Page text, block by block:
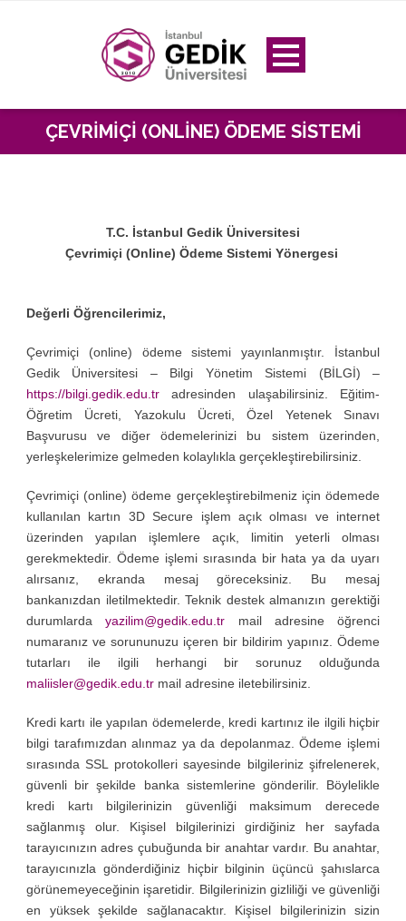
ÇEVRIMIÇI (ONLINE) ÖDEME SISTEMI
T.C. İstanbul Gedik Üniversitesi
Çevrimiçi (Online) Ödeme Sistemi Yönergesi
Değerli Öğrencilerimiz,
Çevrimiçi (online) ödeme sistemi yayınlanmıştır. İstanbul
Gedik Üniversitesi – Bilgi Yönetim Sistemi (BİLGİ) –
https://bilgi.gedik.edu.tr adresinden ulaşabilirsiniz. Eğitim-
Öğretim Ücreti, Yazokulu Ücreti, Özel Yetenek Sınavı
Başvurusu ve diğer ödemelerinizi bu sistem üzerinden,
yerleşkelerimize gelmeden kolaylıkla gerçekleştirebilirsiniz.
Çevrimiçi (online) ödeme gerçekleştirebilmeniz için ödemede
kullanılan kartın 3D Secure işlem açık olması ve internet
üzerinden yapılan işlemlere açık, limitin yeterli olması
gerekmektedir. Ödeme işlemi sırasında bir hata ya da uyarı
alırsanız, ekranda mesaj göreceksiniz. Bu mesaj
bankanızdan iletilmektedir. Teknik destek almanızın gerektiği
durumlardayazilim@gedik.edu.tr mail adresine öğrenci
numaranız ve sorununuzu içeren bir bildirim yapınız. Ödeme
tutarları ile ilgili herhangi bir sorunuz olduğunda
maliisler@gedik.edu.tr mail adresine iletebilirsiniz.
Kredi kartı ile yapılan ödemelerde, kredi kartınız ile ilgili hiçbir
bilgi tarafımızdan alınmaz ya da depolanmaz. Ödeme işlemi
sırasında SSL protokolleri sayesinde bilgileriniz şifrelenerek,
güvenli bir şekilde banka sistemlerine gönderilir. Böylelikle
kredi kartı bilgilerinizin güvenliği maksimum derecede
sağlanmış olur. Kişisel bilgilerinizi girdiğiniz her sayfada
tarayıcınızın adres çubuğunda bir anahtar vardır. Bu anahtar,
tarayıcınızla gönderdiğiniz hiçbir bilginin üçüncü şahıslarca
görünemeyeceğinin işaretidir. Bilgilerinizin gizliliği ve güvenliği
en yüksek şekilde sağlanacaktır. Kişisel bilgilerinizin sizin